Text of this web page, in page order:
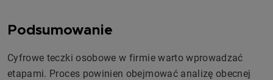
Podsumowanie
Cyfrowe teczki osobowe w firmie warto wprowadzać
etapami. Proces powinien obejmować analizę obecnej